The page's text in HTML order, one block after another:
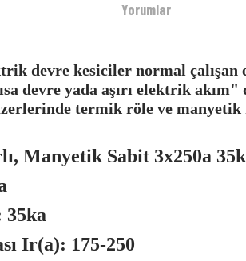
Yorumlar
devre kesiciler normal
devre yada aşırı elektrik
termik röle ve
Manyetik Sabit 3x250a
35ka
Ir(a): 175-250